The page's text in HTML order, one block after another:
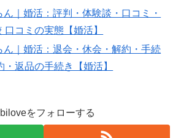
ん｜婚活：評判・体験談・口コミ・
口コミの実態【婚活】
ん｜婚活：退会・休会・解約・手続
・返品の手続き【婚活】
をフォローする